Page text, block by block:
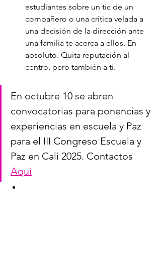
estudiantes sobre un tic de un
compañero o una crítica velada a
una decisión de la dirección ante
una familia te acerca a ellos. En
absoluto. Quita reputación al
centro, pero también a ti.
En octubre 10 se abren
convocatorias para ponencias y
experiencias en escuela y Paz
para el III Congreso Escuela y
Paz en Cali 2025. Contactos
Aqui